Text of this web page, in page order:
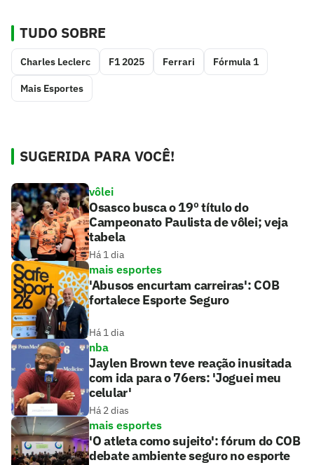
TUDO SOBRE
Charles Leclerc F1 2025 Ferrari Fórmula 1
Mais Esportes
SUGERIDA PARA VOCÊ!
vôlei
Osasco busca o 19º título do
Campeonato Paulista de vôlei; veja
tabela
Há 1 dia
mais esportes
'Abusos encurtam carreiras': COB
fortalece Esporte Seguro
Há 1 dia
nba
Jaylen Brown teve reação inusitada
com ida para o 76ers: 'Joguei meu
celular'
Há 2 dias
mais esportes
'O atleta como sujeito': fórum do COB
debate ambiente seguro no esporte